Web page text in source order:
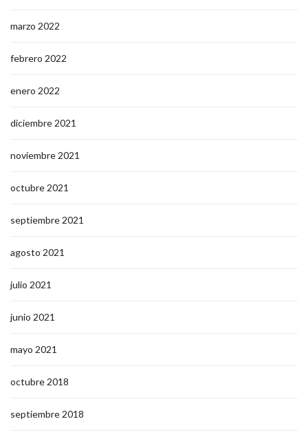
marzo 2022
febrero 2022
enero 2022
diciembre 2021
noviembre 2021
octubre 2021
septiembre 2021
agosto 2021
julio 2021
junio 2021
mayo 2021
octubre 2018
septiembre 2018